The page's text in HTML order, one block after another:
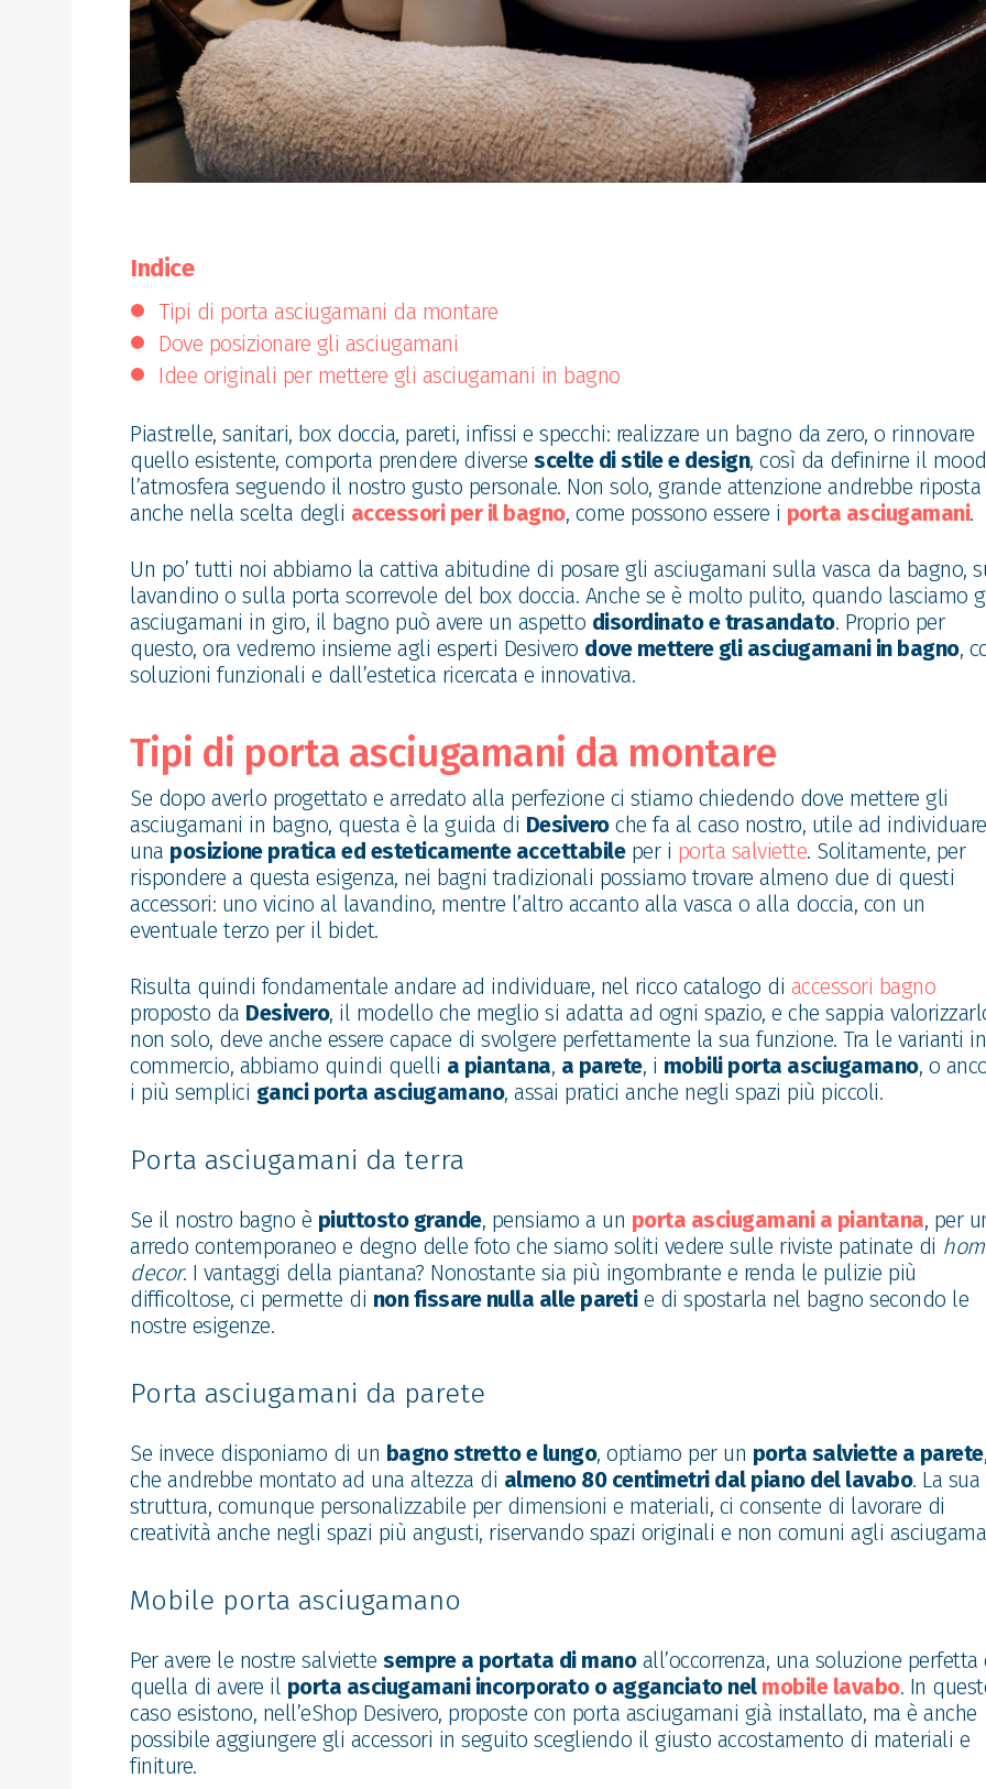
Indice
Tipi di porta asciugamani da montare
Dove posizionare gli asciugamani
Idee originali per mettere gli asciugamani in bagno
Piastrelle, sanitari, box doccia, pareti, infissi e specchi: realizzare un bagno da zero, o rinnovare
quello esistente, comporta prendere diverse scelte di stile e design, così da definirne il
l’atmosfera seguendo il nostro gusto personale. Non solo, grande attenzione andrebbe riposta
anche nella scelta degli accessori per il bagno, come possono essere i porta asciugamani.
Un po’ tutti noi abbiamo la cattiva abitudine di posare gli asciugamani sulla vasca da bagno,
lavandino o sulla porta scorrevole del box doccia. Anche se è molto pulito, quando lasciamo
asciugamani in giro, il bagno può avere un aspetto disordinato e trasandato. Proprio per
questo, ora vedremo insieme agli esperti Desivero dove mettere gli asciugamani in bagno,
soluzioni funzionali e dall’estetica ricercata e innovativa.
Tipi di porta asciugamani da montare
Se dopo averlo progettato e arredato alla perfezione ci stiamo chiedendo dove mettere gli
asciugamani in bagno, questa è la guida di Desiveroche fa al caso nostro, utile ad individuare
una posizione pratica ed esteticamente accettabileper i porta salviette. Solitamente, per
rispondere a questa esigenza, nei bagni tradizionali possiamo trovare almeno due di questi
accessori: uno vicino al lavandino, mentre l’altro accanto alla vasca o alla doccia, con un
eventuale terzo per il bidet.
Risulta quindi fondamentale andare ad individuare, nel ricco catalogo di accessori bagno
proposto da Desivero, il modello che meglio si adatta ad ogni spazio, e che sappia
non solo, deve anche essere capace di svolgere perfettamente la sua funzione. Tra le varianti in
commercio, abbiamo quindi quelli a piantana, a parete, i mobili porta asciugamano, o
i più semplici ganci porta asciugamano, assai pratici anche negli spazi più piccoli.
Porta asciugamani da terra
Se il nostro bagno è piuttosto grande, pensiamo a un porta asciugamani a piantana, per
arredo contemporaneo e degno delle foto che siamo soliti vedere sulle riviste patinate di
decor. I vantaggi della piantana? Nonostante sia più ingombrante e renda le pulizie più
difficoltose, ci permette di non fissare nulla alle paretie di spostarla nel bagno secondo le
nostre esigenze.
Porta asciugamani da parete
Se invece disponiamo di un bagno stretto e lungo, optiamo per un porta salviette a parete,
che andrebbe montato ad una altezza di almeno 80 centimetri dal piano del lavabo. La sua
struttura, comunque personalizzabile per dimensioni e materiali, ci consente di lavorare di
creatività anche negli spazi più angusti, riservando spazi originali e non comuni agli
Mobile porta asciugamano
Per avere le nostre salviette sempre a portata di manoall’occorrenza, una soluzione perfetta
quella di avere il porta asciugamani incorporato o agganciato nel mobile lavabo. In
caso esistono, nell’eShop Desivero, proposte con porta asciugamani già installato, ma è anche
possibile aggiungere gli accessori in seguito scegliendo il giusto accostamento di materiali e
finiture.